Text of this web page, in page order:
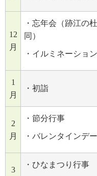
12
月
・忘年会（跡江の
同）
・イルミネーショ
1
月
・初詣
2
月
・節分行事
・バレンタインデー
3
・ひなまつり行事